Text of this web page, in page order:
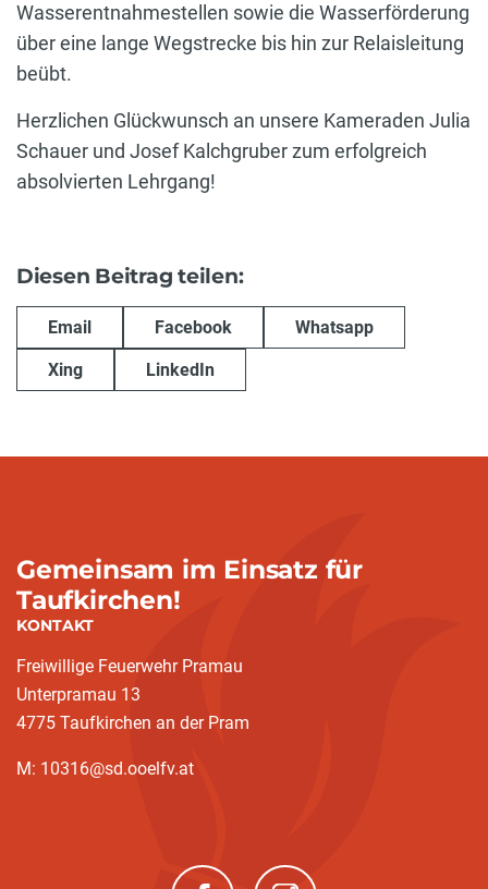
Wasserentnahmestellen sowie die Wasserförderung
über eine lange Wegstrecke bis hin zur Relaisleitung
beübt.
Herzlichen Glückwunsch an unsere Kameraden Julia
Schauer und Josef Kalchgruber zum erfolgreich
absolvierten Lehrgang!
Diesen Beitrag teilen:
Email Facebook Whatsapp
Xing LinkedIn
Gemeinsam im Einsatz für
Taufkirchen!
KONTAKT
Freiwillige Feuerwehr Pramau
Unterpramau 13
4775 Taufkirchen an der Pram
M: 10316@sd.ooelfv.at